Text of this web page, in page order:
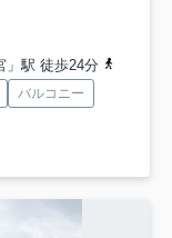
」駅 徒歩24分
バルコニー